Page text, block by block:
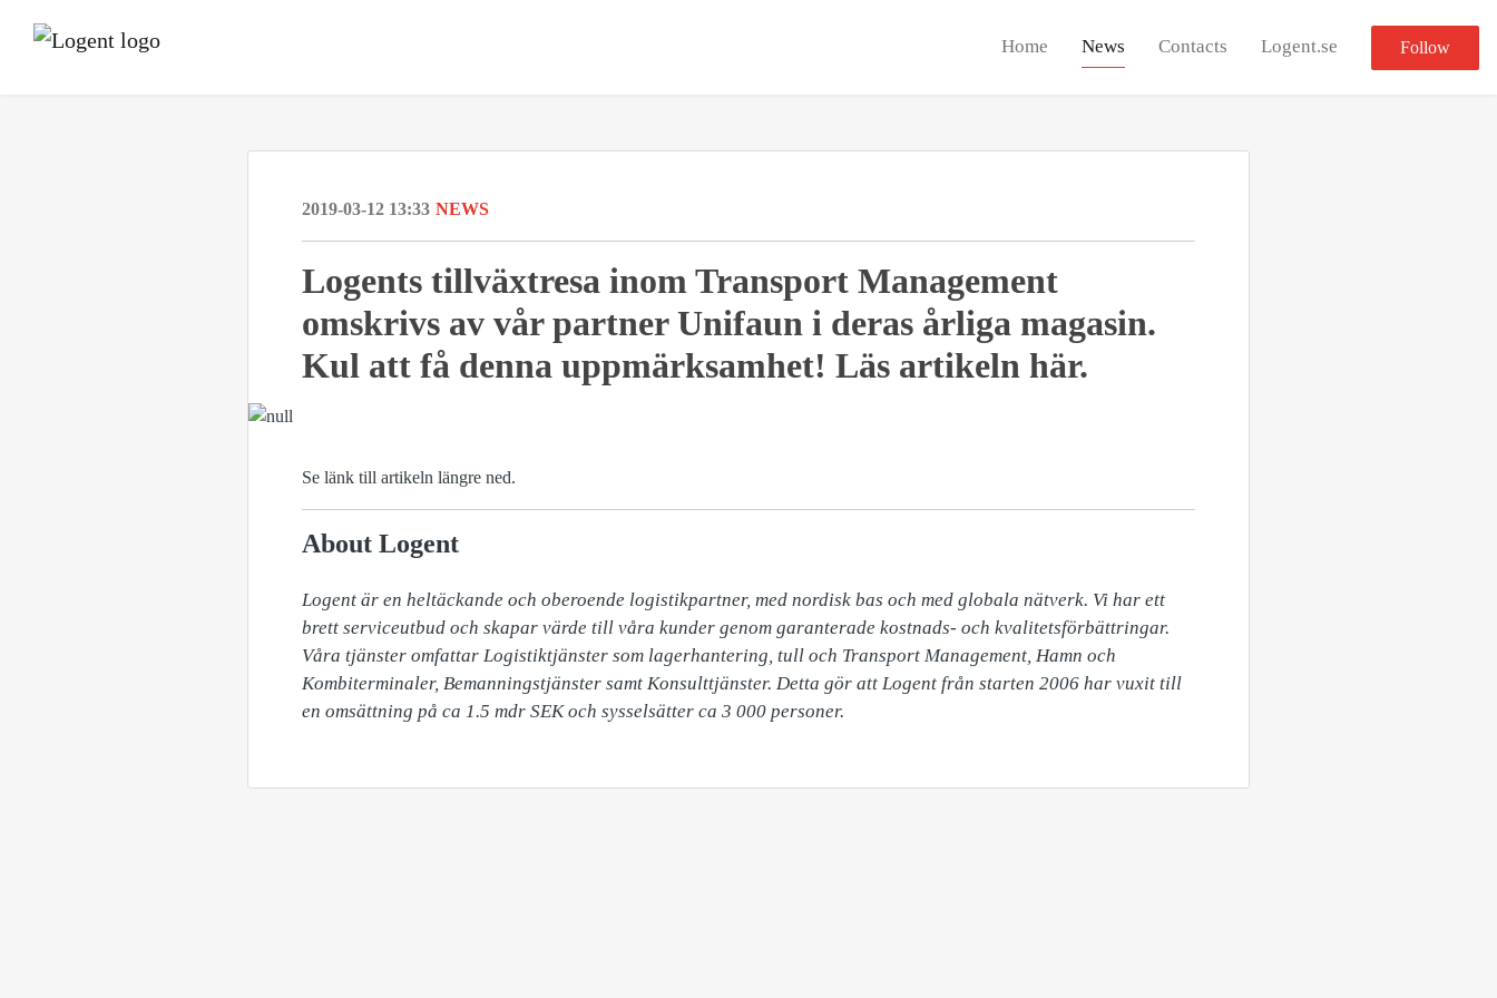
Home News Contacts Logent.se Follow
2019-03-12 13:33 NEWS
Logents tillväxtresa inom Transport Management
omskrivs av vår partner Unifaun i deras årliga magasin.
Kul att få denna uppmärksamhet! Läs artikeln här.
Se länk till artikeln längre ned.
About Logent
Logent är en heltäckande och oberoende logistikpartner, med nordisk bas och med globala nätverk. Vi har ett
brett serviceutbud och skapar värde till våra kunder genom garanterade kostnads- och kvalitetsförbättringar.
Våra tjänster omfattar Logistiktjänster som lagerhantering, tull och Transport Management, Hamn och
Kombiterminaler, Bemanningstjänster samt Konsulttjänster. Detta gör att Logent från starten 2006 har vuxit till
en omsättning på ca 1.5 mdr SEK och sysselsätter ca 3 000 personer.